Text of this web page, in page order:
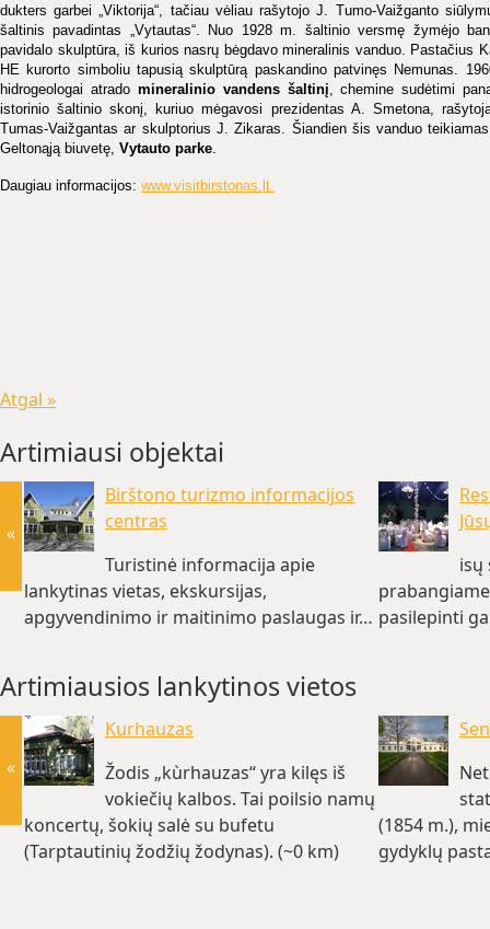
dukters garbei „Viktorija“, tačiau vėliau rašytojo J. Tumo-Vaižganto
šaltinis pavadintas „Vytautas“. Nuo 1928 m. šaltinio versmę žymėjo
pavidalo skulptūra, iš kurios nasrų bėgdavo mineralinis vanduo. Pastačius
HE kurorto simboliu tapusią skulptūrą paskandino patvinęs Nemunas.
hidrogeologai atradomineralinio vandens šaltinį, chemine sudėtimi
istorinio šaltinio skonį, kuriuo mėgavosi prezidentas A. Smetona,
Tumas-Vaižgantas ar skulptorius J. Zikaras. Šiandien šis vanduo
Geltonąją biuvetę, Vytauto parke.
Daugiau informacijos: www.visitbirstonas.lt
Atgal »
Artimiausi objektai
Birštono turizmo informacijos
centras
Turistinė informacija apie
lankytinas vietas, ekskursijas,
apgyvendinimo ir maitinimo paslaugas ir…
isų
pasilepinti
«
Artimiausios lankytinos vietos
Kurhauzas
Žodis „kùrhauzas“ yra kilęs iš
vokiečių kalbos. Tai poilsio namų
koncertų, šokių salė su bufetu
(Tarptautinių žodžių žodynas). (~0 km)
(1854 m.),
gydyklų
«